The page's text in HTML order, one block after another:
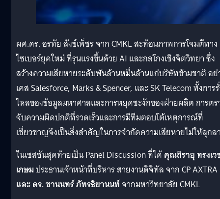
ผศ.ดร. อรทัย สังข์เพ็ชร จาก CMKLสะท้อนภาพการโจมตีทาง
ไซเบอร์ยุคใหม่ ที่รุนแรงขึ้นด้วย AI และกลโกงเชิงจิตวิทยา ซึ่ง
สร้างความเสียหายระดับพันล้านหมื่นล้านแก่บริษัทข้ามชาติ อย่
เคส Salesforce, Marks & Spencer, และ SK Telecom ทั้งการ
ไหลของข้อมูลมหาศาลและการหยุดชะงักของฝ่ายผลิต การต
จับความผิดปกติที่รวดเร็วและการมีทีมตอบโต้เหตุการณ์ที่
เชี่ยวชาญจึงเป็นสิ่งสำคัญในการจำกัดความเสียหายไม่ให้ลุกล
ในเซสชันสุดท้ายเป็น Panel Discussion ที่ได้คุณถิรายุ ทรงเว
เกษมประธานเจ้าหน้าที่บริหาร สายงานดิจิทัล จาก CP AXTRA
และ ดร. ชานนทร์ ภัทรธิยานนท์จากมหาวิทยาลัย CMKL